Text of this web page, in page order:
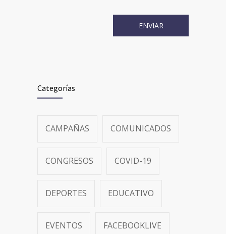
Categorías
CAMPAÑAS COMUNICADOS
CONGRESOS COVID-19
DEPORTES EDUCATIVO
EVENTOS FACEBOOKLIVE